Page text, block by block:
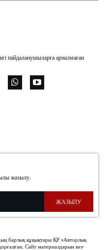
пайдаланушыларға арналмаған
жазылу.
ЖАЗЫЛУ
барлық құқықтары ҚР «Авторлық
Сайт материалдарын кез-